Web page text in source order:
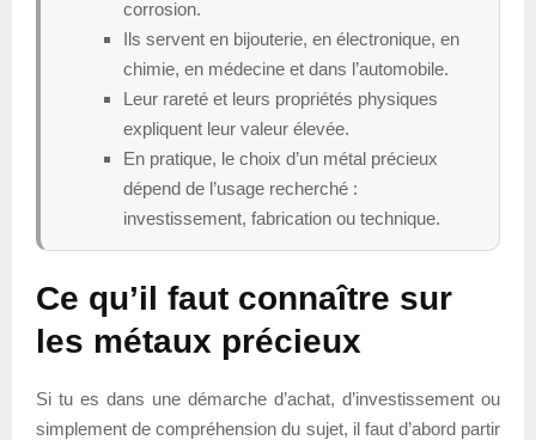
corrosion.
Ils servent en bijouterie, en électronique, en
chimie, en médecine et dans l’automobile.
Leur rareté et leurs propriétés physiques
expliquent leur valeur élevée.
En pratique, le choix d’un métal précieux
dépend de l’usage recherché :
investissement, fabrication ou technique.
Ce qu’il faut connaître sur
les métaux précieux
Si tu es dans une démarche d’achat, d’investissement ou
simplement de compréhension du sujet, il faut d’abord partir